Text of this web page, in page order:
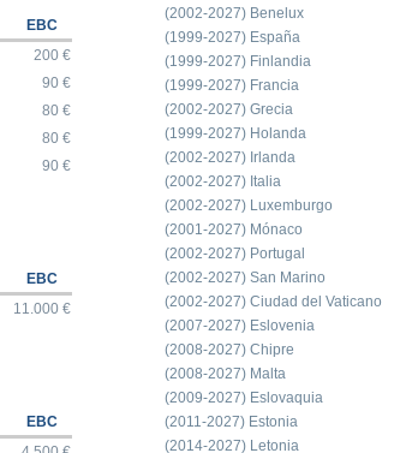
EBC
200 €
90 €
80 €
80 €
90 €
EBC
11.000 €
EBC
(2002-2027) Benelux
(1999-2027) España
(1999-2027) Finlandia
(1999-2027) Francia
(2002-2027) Grecia
(1999-2027) Holanda
(2002-2027) Irlanda
(2002-2027) Italia
(2002-2027) Luxemburgo
(2001-2027) Mónaco
(2002-2027) Portugal
(2002-2027) San Marino
(2002-2027) Ciudad del Vaticano
(2007-2027) Eslovenia
(2008-2027) Chipre
(2008-2027) Malta
(2009-2027) Eslovaquia
(2011-2027) Estonia
(2014-2027) Letonia